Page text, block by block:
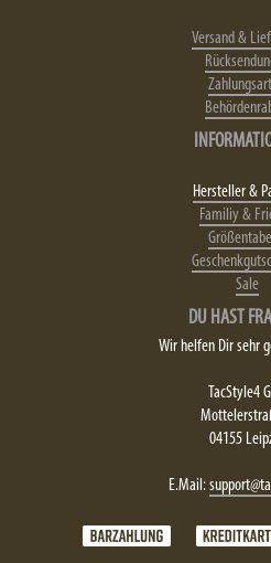
Versand &
Hersteller &
Familiy &
Sale
DU HAST
Wir helfen Dir sehr
TacStyle4
04155
E.Mail: